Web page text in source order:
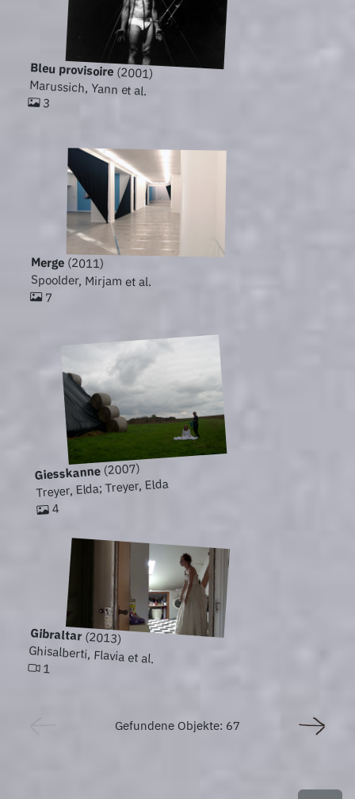
Bleu provisoire(2001)
Marussich, Yann et al.
3
Merge (2011)
Spoolder, Mirjam et al.
7
Giesskanne(2007)
Treyer, Elda; Treyer, Elda
4
Gibraltar(2013)
Ghisalberti, Flavia et al.
1
Gefundene Objekte: 67